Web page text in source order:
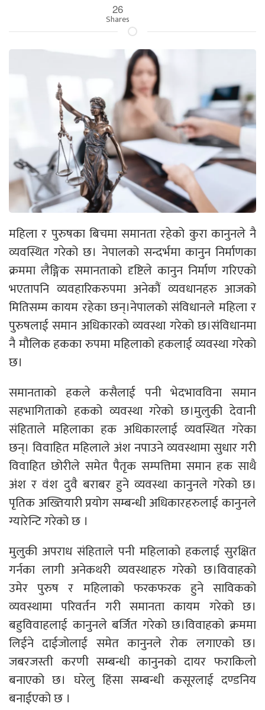
26
Shares
महिला र पुरुषका बिचमा समानता रहेको कुरा कानुनले नै
व्यवस्थित गरेको छ। नेपालको सन्दर्भमा कानुन निर्माणका
क्रममा लैङ्गिक समानताको दृष्टिले कानुन निर्माण गरिएको
भएतापनि व्यवहारिकरुपमा अनेकौं व्यवधानहरु आजको
मितिसम्म कायम रहेका छन्।नेपालको संविधानले महिला र
पुरुषलाई समान अधिकारको व्यवस्था गरेको छ।संविधानमा
नै मौलिक हकका रुपमा महिलाको हकलाई व्यवस्था गरेको
छ।
समानताको हकले कसैलाई पनी भेदभावविना समान
सहभागिताको हकको व्यवस्था गरेको छ।मुलुकी देवानी
संहिताले महिलाका हक अधिकारलाई व्यवस्थित गरेका
छन्। विवाहित महिलाले अंश नपाउने व्यवस्थामा सुधार गरी
विवाहित छोरीले समेत पैतृक सम्पत्तिमा समान हक साथै
अंश र वंश दुवै बराबर हुने व्यवस्था कानुनले गरेको छ।
पृतिक अख्तियारी प्रयोग सम्बन्धी अधिकारहरुलाई कानुनले
ग्यारेन्टि गरेको छ ।
मुलुकी अपराध संहिताले पनी महिलाको हकलाई सुरक्षित
गर्नका लागी अनेकथरी व्यवस्थाहरु गरेको छ।विवाहको
उमेर पुरुष र महिलाको फरकफरक हुने साविकको
व्यवस्थामा परिवर्तन गरी समानता कायम गरेको छ।
बहुविवाहलाई कानुनले बर्जित गरेको छ।विवाहको क्रममा
लिईने दाईजोलाई समेत कानुनले रोक लगाएको छ।
जबरजस्ती करणी सम्बन्धी कानुनको दायर फराकिलो
बनाएको छ। घरेलु हिंसा सम्बन्धी कसूरलाई दण्डनिय
बनाईएको छ ।